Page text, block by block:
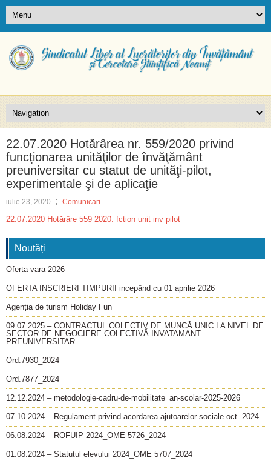
22.07.2020 Hotărârea nr. 559/2020 privind
funcţionarea unităţilor de învăţământ
preuniversitar cu statut de unităţi-pilot,
experimentale şi de aplicaţie
iulie 23, 2020 Comunicari
22.07.2020 Hotărâre 559 2020. fction unit inv pilot
Noutăți
Oferta vara 2026
OFERTA INSCRIERI TIMPURII incepând cu 01 aprilie 2026
Agenția de turism Holiday Fun
09.07.2025 – CONTRACTUL COLECTIV DE MUNCĂ UNIC LA NIVEL DE
SECTOR DE NEGOCIERE COLECTIVĂ INVATAMANT
PREUNIVERSITAR
Ord.7930_2024
Ord.7877_2024
12.12.2024 – metodologie-cadru-de-mobilitate_an-scolar-2025-2026
07.10.2024 – Regulament privind acordarea ajutoarelor sociale oct. 2024
06.08.2024 – ROFUIP 2024_OME 5726_2024
01.08.2024 – Statutul elevului 2024_OME 5707_2024